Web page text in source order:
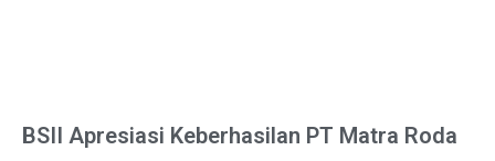
BSII Apresiasi Keberhasilan PT Matra Roda